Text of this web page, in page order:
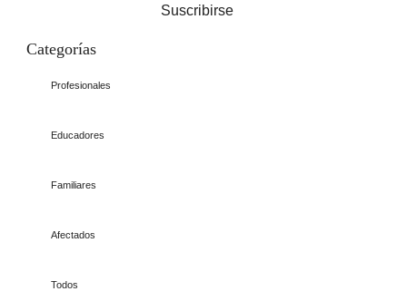
Suscribirse
Categorías
Profesionales
Educadores
Familiares
Afectados
Todos